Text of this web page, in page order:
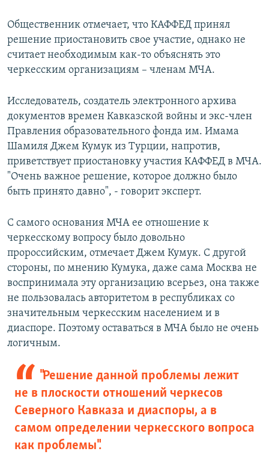
Общественник отмечает, что КАФФЕД принял
решение приостановить свое участие, однако не
считает необходимым как-то объяснять это
черкесским организациям – членам МЧА.
Исследователь, создатель электронного архива
документов времен Кавказской войны и экс-член
Правления образовательного фонда им. Имама
Шамиля Джем Кумук из Турции, напротив,
приветствует приостановку участия КАФФЕД в МЧА.
"Очень важное решение, которое должно было
быть принято давно", - говорит эксперт.
С самого основания МЧА ее отношение к
черкесскому вопросу было довольно
пророссийским, отмечает Джем Кумук. С другой
стороны, по мнению Кумука, даже сама Москва не
воспринимала эту организацию всерьез, она также
не пользовалась авторитетом в республиках со
значительным черкесским населением и в
диаспоре. Поэтому оставаться в МЧА было не очень
логичным.
"Решение данной проблемы лежит
не в плоскости отношений черкесов
Северного Кавказа и диаспоры, а в
самом определении черкесского вопроса
как проблемы".